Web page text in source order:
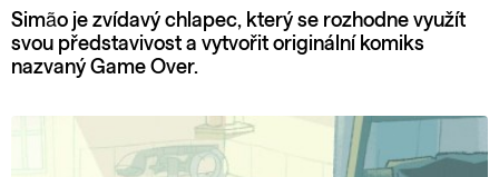
Simão je zvídavý chlapec, který se rozhodne využít
svou představivost a vytvořit originální komiks
nazvaný Game Over.